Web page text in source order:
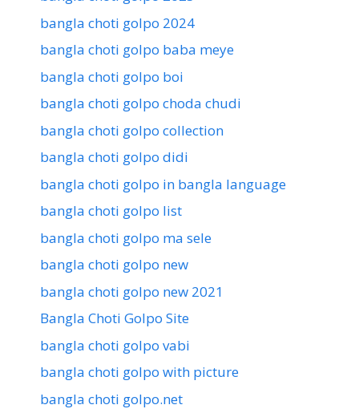
bangla choti golpo 2024
bangla choti golpo baba meye
bangla choti golpo boi
bangla choti golpo choda chudi
bangla choti golpo collection
bangla choti golpo didi
bangla choti golpo in bangla language
bangla choti golpo list
bangla choti golpo ma sele
bangla choti golpo new
bangla choti golpo new 2021
Bangla Choti Golpo Site
bangla choti golpo vabi
bangla choti golpo with picture
bangla choti golpo.net